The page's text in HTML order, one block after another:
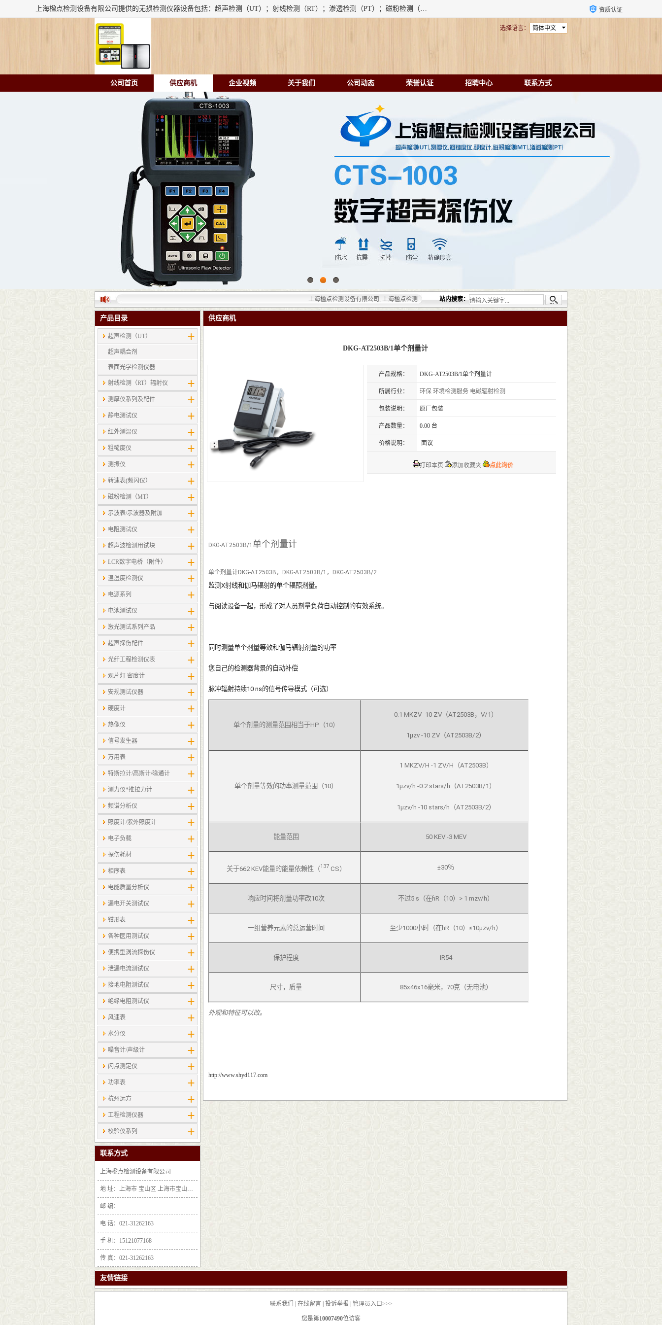
上海楹点检测设备有限公司提供的无损检测仪器设备包括：超声检测（UT）；射线检测（RT）；渗透检测（PT）；磁粉检测（MT）；涡流检测（ET）；化学用品（CH）、超声波相控阵、超声波测厚仪、超声导波、超声TOFD探伤仪、超声波探头、涡流探伤仪、涡流探头、涡流阵列、磁粉探伤机。代理以下品牌：汕超、美国GE(德国KK）、奥林巴斯（Olympus NDT）、美国磁通（Magnaflux）、DAKOTA等； 资质认证
简体中文
选择语言：
公司首页 供应商机 企业视频 关于我们 公司动态 荣誉认证 招聘中心 联系方式
上海楹点检测设备有限公司, 上海楹点检测设备有限公司提供的无损检测仪器设备包括：超声检测（UT）；射线检测（RT）；渗透检测
站内搜索：
产品目录
超声检测（UT）
超声耦合剂
表面光学检测仪器
射线检测（RT）辐射仪
测厚仪系列及配件
静电测试仪
红外测温仪
粗糙度仪
测振仪
转速表(频闪仪）
磁粉检测（MT）
示波表/示波器及附加
电阻测试仪
超声波检测用试块
LCR数字电桥（附件）
温湿度检测仪
电源系列
电池测试仪
激光测试系列产品
超声探伤配件
光纤工程检测仪表
观片灯 密度计
安规测试仪器
硬度计
热像仪
信号发生器
万用表
特斯拉计/高斯计​/磁通计
测力仪*推拉力计
频谱分析仪
照度计/紫外照度计
电子负载
探伤耗材
相序表
电能质量分析仪
漏电开关测试仪
钳形表
各种医用测试仪
便携型涡流探伤仪
泄漏电流测试仪
接地电阻测试仪
绝缘电阻测试仪
风速表
水分仪
噪音计/声级计
闪点测定仪
功率表
杭州远方
工程检测仪器
校验仪系列
联系方式
上海楹点检测设备有限公司
地 址：上海市 宝山区 上海市宝山区沪太路6397号1-2层F25区1011室
邮 编：
电 话：021-31262163
手 机：15121077168
传 真：021-31262163
供应商机
DKG-AT2503B/1​单个剂量计
产品规格： DKG-AT2503B/1​单个剂量计
所属行业： 环保 环境检测服务 电磁辐射检测
包装说明： 原厂包装
产品数量： 0.00 台
价格说明： 面议
打印本页 添加收藏夹 点此询价
DKG-AT2503B/1 单个剂量计
单个剂量计DKG-AT2503B，DKG-AT2503B/1，DKG-AT2503B/2
监测X射线和伽马辐射的单个辐照剂量。
与阅读设备一起，形成了对人员剂量负荷自动控制的有效系统。
同时测量单个剂量等效和伽马辐射剂量的功率
您自己的检测器背景的自动补偿
脉冲辐射持续10 ns的信号传导模式（可选）
单个剂量的测量范围相当于HP（10）
0.1 MKZV -10 ZV（AT2503B，V/1）
1μzv -10 ZV（AT2503B/2）
单个剂量等效的功率测量范围（10）
1 MKZV/H -1 ZV/H（AT2503B）
1μzv/h -0.2 stars/h（AT2503B/1）
1μzv/h -10 stars/h（AT2503B/2）
能量范围 50 KEV -3 MEV
关于662 KEV能量的能量依赖性（137 CS） ±30％
响应时间将剂量功率改10次 不过5 s（在ḣR（10）> 1 mzv/h）
一组营养元素的总运营时间 至少1000小时（在ḣR（10）≤10μzv/h）
保护程度 IR54
尺寸，质量 85x46x16毫米，70克（无电池）
外观和特征可以改。
http://www.shyd117.com
友情链接
联系我们 在线留言| 投诉举报 管理员入口>>>
您是第10007490位访客